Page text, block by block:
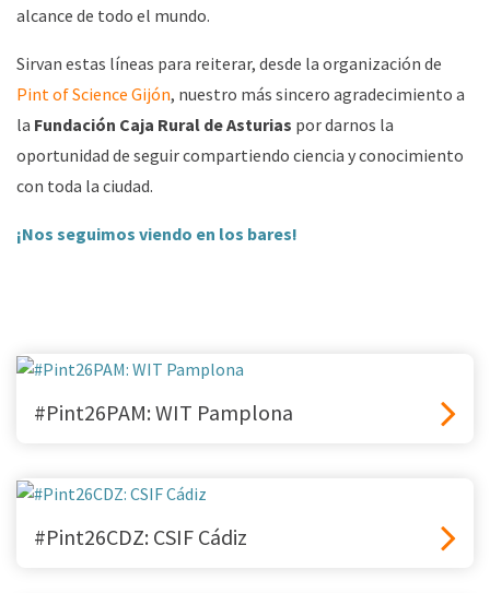
alcance de todo el mundo.
Sirvan estas líneas para reiterar, desde la organización de
Pint of Science Gijón, nuestro más sincero agradecimiento a
la Fundación Caja Rural de Asturias por darnos la
oportunidad de seguir compartiendo ciencia y conocimiento
con toda la ciudad.
¡Nos seguimos viendo en los bares!
#Pint26PAM: WIT Pamplona
#Pint26CDZ: CSIF Cádiz